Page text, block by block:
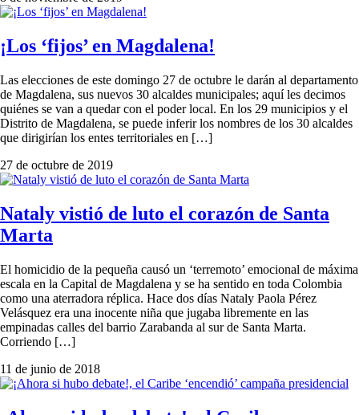
¡Los ‘fijos’ en Magdalena!
Las elecciones de este domingo 27 de octubre le darán al departamento
de Magdalena, sus nuevos 30 alcaldes municipales; aquí les decimos
quiénes se van a quedar con el poder local. En los 29 municipios y el
Distrito de Magdalena, se puede inferir los nombres de los 30 alcaldes
que dirigirían los entes territoriales en […]
27 de octubre de 2019
Nataly vistió de luto el corazón de Santa
Marta
El homicidio de la pequeña causó un ‘terremoto’ emocional de máxima
escala en la Capital de Magdalena y se ha sentido en toda Colombia
como una aterradora réplica. Hace dos días Nataly Paola Pérez
Velásquez era una inocente niña que jugaba libremente en las
empinadas calles del barrio Zarabanda al sur de Santa Marta.
Corriendo […]
11 de junio de 2018